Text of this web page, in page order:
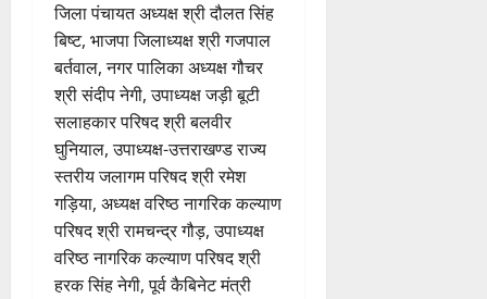
जिला पंचायत अध्यक्ष श्री दौलत सिंह
बिष्ट, भाजपा जिलाध्यक्ष श्री गजपाल
बर्तवाल, नगर पालिका अध्यक्ष गौचर
श्री संदीप नेगी, उपाध्यक्ष जड़ी बूटी
सलाहकार परिषद श्री बलवीर
घुनियाल, उपाध्यक्ष-उत्तराखण्ड राज्य
स्तरीय जलागम परिषद श्री रमेश
गड़िया, अध्यक्ष वरिष्ठ नागरिक कल्याण
परिषद श्री रामचन्द्र गौड़, उपाध्यक्ष
वरिष्ठ नागरिक कल्याण परिषद श्री
हरक सिंह नेगी, पूर्व कैबिनेट मंत्री